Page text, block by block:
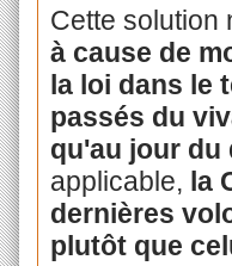
Cette solution
à cause de
la loi dans le
passés du
qu'au jour du
applicable, la
dernières
plutôt que